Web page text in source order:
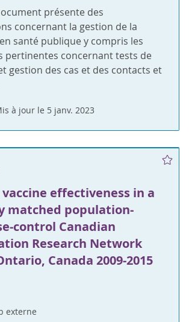
présente des
concernant la gestion de la
santé publique y compris les
pertinentes concernant tests de
gestion des cas et des contacts et
à jour le 5 janv. 2023
effectiveness in a
matched population-
control Canadian
Research Network
Canada 2009-2015
externe